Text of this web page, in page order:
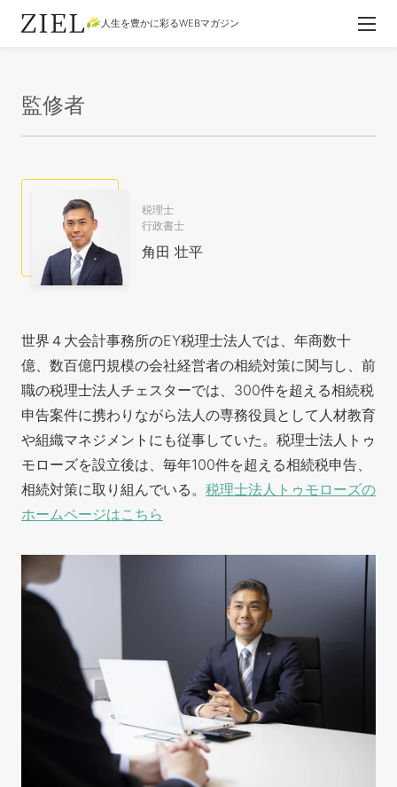
人生を豊かに彩るWEBマガジン
監修者
角田 壮平
税理士
行政書士
世界４大会計事務所のEY税理士法人では、年商数十
億、数百億円規模の会社経営者の相続対策に関与し、前
職の税理士法人チェスターでは、300件を超える相続税
申告案件に携わりながら法人の専務役員として人材教育
や組織マネジメントにも従事していた。税理士法人トゥ
モローズを設立後は、毎年100件を超える相続税申告、
相続対策に取り組んでいる。 税理士法人トゥモローズの
ホームページはこちら